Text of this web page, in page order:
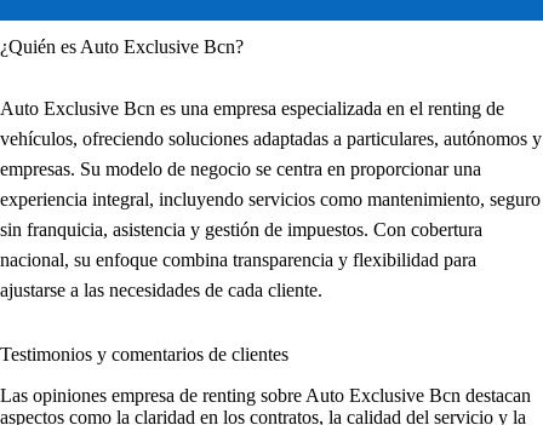
¿Quién es Auto Exclusive Bcn?
Auto Exclusive Bcn es una empresa especializada en el renting de
vehículos, ofreciendo soluciones adaptadas a particulares, autónomos y
empresas. Su modelo de negocio se centra en proporcionar una
experiencia integral, incluyendo servicios como mantenimiento, seguro
sin franquicia, asistencia y gestión de impuestos. Con cobertura
nacional, su enfoque combina transparencia y flexibilidad para
ajustarse a las necesidades de cada cliente.
Testimonios y comentarios de clientes
Las opiniones empresa de renting sobre Auto Exclusive Bcn destacan
aspectos como la claridad en los contratos, la calidad del servicio y la